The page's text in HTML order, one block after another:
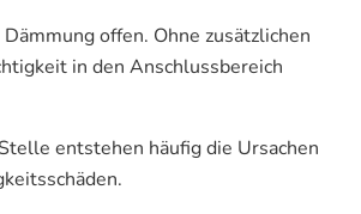
offen. Ohne zusätzlichen
in den Anschlussbereich
entstehen häufig die Ursachen